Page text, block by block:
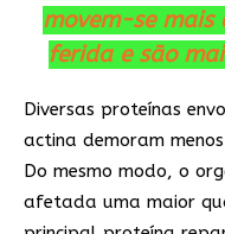
movem-se mais
ferida e são
Diversas proteínas
actina demoram
Do mesmo modo, o
afetada uma maior